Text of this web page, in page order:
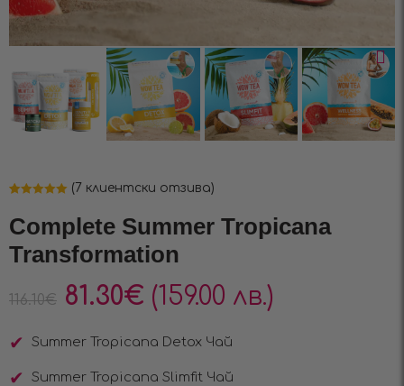
базирано на
потребителски
оценки
(7клиентски отзива)
Complete Summer Tropicana
Transformation
116.10€ 81.30€ (159.00 лв.)
Summer Tropicana Detox Чай
Summer Tropicana Slimfit Чай